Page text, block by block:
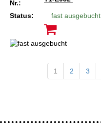
Nr.:
Status: fast ausgebucht
1 2 3